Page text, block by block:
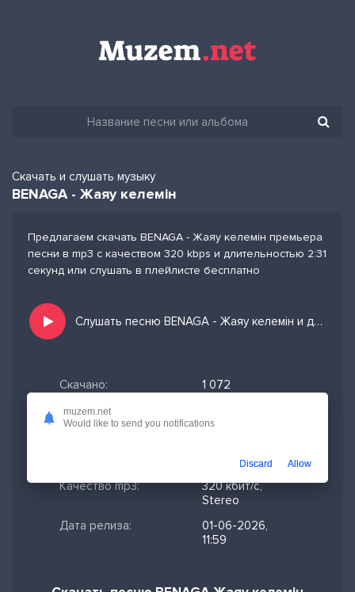
Скачать и слушать музыку
BENAGA - Жаяу келемін
Предлагаем скачать BENAGA - Жаяу келемін премьера
песни в mp3 с качеством 320 kbps и длительностью 2:31
секунд или слушать в плейлисте бесплатно
Слушать песню BENAGA - Жаяу келемін и добавить в избранных
Скачано:
1 072
Формат:
5.79 МБ
Качество mp3:
320 кбит/с,
Stereo
Дата релиза:
01-06-2026,
11:59
muzem.net
Would like to send you notifications
Discard Allow